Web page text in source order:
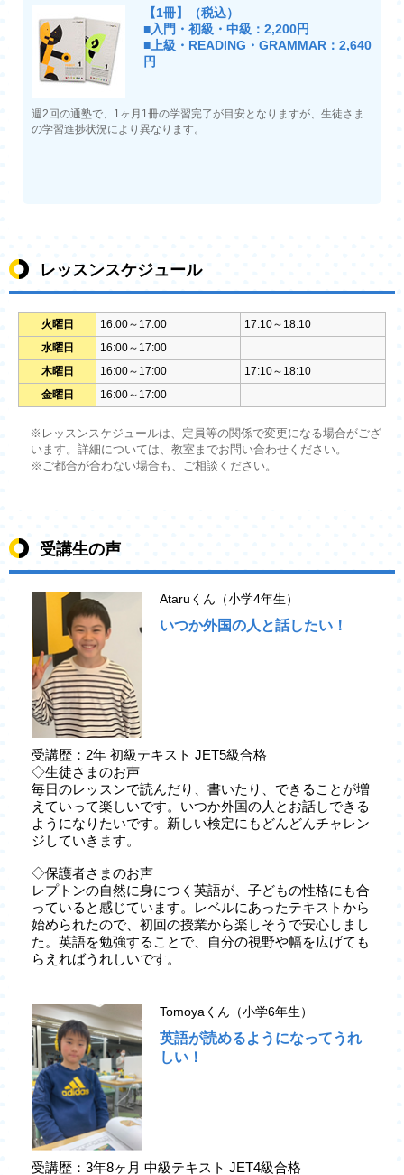
【1冊】（税込）
■入門・初級・中級：2,200円
■上級・READING・GRAMMAR：2,640
円
週2回の通塾で、1ヶ月1冊の学習完了が目安となりますが、生徒さま
の学習進捗状況により異なります。
レッスンスケジュール
火曜日 16:00～17:00
17:10～18:10
水曜日
16:00～17:00
木曜日
16:00～17:00
17:10～18:10
金曜日
16:00～17:00
※レッスンスケジュールは、定員等の関係で変更になる場合がござ
います。詳細については、教室までお問い合わせください。
※ご都合が合わない場合も、ご相談ください。
受講生の声
Ataruくん（小学4年生）
いつか外国の人と話したい！
受講歴：2年 初級テキスト JET5級合格
◇生徒さまのお声
毎日のレッスンで読んだり、書いたり、できることが増
えていって楽しいです。いつか外国の人とお話しできる
ようになりたいです。新しい検定にもどんどんチャレン
ジしていきます。
◇保護者さまのお声
レプトンの自然に身につく英語が、子どもの性格にも合
っていると感じています。レベルにあったテキストから
始められたので、初回の授業から楽しそうで安心しまし
た。英語を勉強することで、自分の視野や幅を広げても
らえればうれしいです。
Tomoyaくん（小学6年生）
英語が読めるようになってうれ
しい！
受講歴：3年8ヶ月 中級テキスト JET4級合格